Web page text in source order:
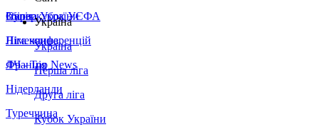
Збірна України
Італія
Німеччина
Франція
Нідерланди
Туреччина
Суперкубок УЄФА
Ліга конференцій
ЛЧ - Top News
Україна
Україна
Перша ліга
Друга ліга
Кубок України